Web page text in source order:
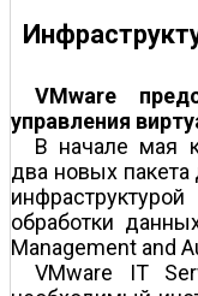
VMware
управления
В начале мая
два новых пакета
обработки
Management and
VMware IT